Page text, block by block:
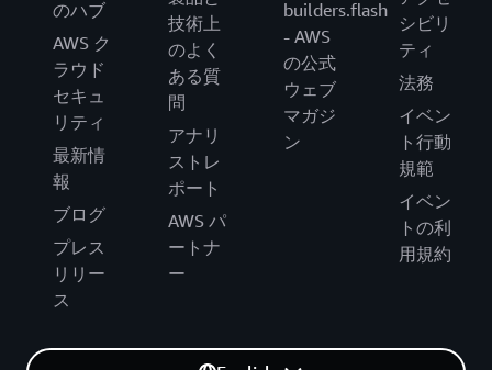
のハブ
AWS ク
ラウド
セキュ
リティ
最新情
報
ブログ
プレス
リリー
ス
技術上
のよく
ある質
問
アナリ
ストレ
ポート
AWS パ
ートナ
ー
builders.flash
- AWS
の公式
ウェブ
マガジ
ン
シビリ
ティ
法務
イベン
ト行動
規範
イベン
トの利
用規約